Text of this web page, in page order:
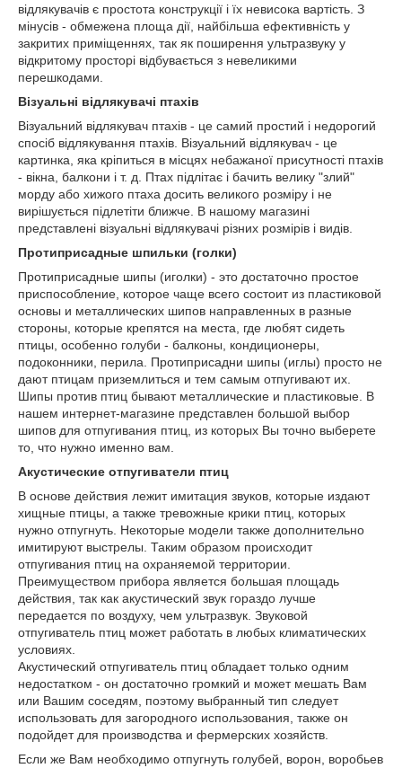
відлякувачів є простота конструкції і їх невисока вартість. З
мінусів - обмежена площа дії, найбільша ефективність у
закритих приміщеннях, так як поширення ультразвуку у
відкритому просторі відбувається з невеликими
перешкодами.
Візуальні відлякувачі птахів
Візуальний відлякувач птахів - це самий простий і недорогий
спосіб відлякування птахів. Візуальний відлякувач - це
картинка, яка кріпиться в місцях небажаної присутності птахів
- вікна, балкони і т. д. Птах підлітає і бачить велику "злий"
морду або хижого птаха досить великого розміру і не
вирішується підлетіти ближче. В нашому магазині
представлені візуальні відлякувачі різних розмірів і видів.
Протиприсадные шпильки (голки)
Протиприсадные шипы (иголки) - это достаточно простое
приспособление, которое чаще всего состоит из пластиковой
основы и металлических шипов направленных в разные
стороны, которые крепятся на места, где любят сидеть
птицы, особенно голуби - балконы, кондиционеры,
подоконники, перила. Протиприсадни шипы (иглы) просто не
дают птицам приземлиться и тем самым отпугивают их.
Шипы против птиц бывают металлические и пластиковые. В
нашем интернет-магазине представлен большой выбор
шипов для отпугивания птиц, из которых Вы точно выберете
то, что нужно именно вам.
Акустические отпугиватели птиц
В основе действия лежит имитация звуков, которые издают
хищные птицы, а также тревожные крики птиц, которых
нужно отпугнуть. Некоторые модели также дополнительно
имитируют выстрелы. Таким образом происходит
отпугивания птиц на охраняемой территории.
Преимуществом прибора является большая площадь
действия, так как акустический звук гораздо лучше
передается по воздуху, чем ультразвук. Звуковой
отпугиватель птиц может работать в любых климатических
условиях.
Акустический отпугиватель птиц обладает только одним
недостатком - он достаточно громкий и может мешать Вам
или Вашим соседям, поэтому выбранный тип следует
использовать для загородного использования, также он
подойдет для производства и фермерских хозяйств.
Если же Вам необходимо отпугнуть голубей, ворон, воробьев